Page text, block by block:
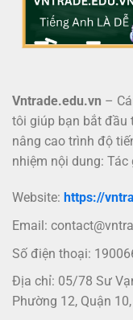
Vntrade.edu.vn –
tôi giúp bạn bắt đầu
nâng cao trình độ
nhiệm nội dung: Tác
Website: https://
Email:
Số điện thoại:
Địa chỉ: 05/78 Sư
Phường 12, Quận